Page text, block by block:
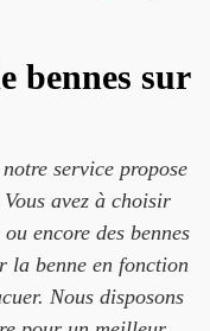
bennes sur
service propose
avez à choisir
encore des bennes
la benne en fonction
Nous disposons